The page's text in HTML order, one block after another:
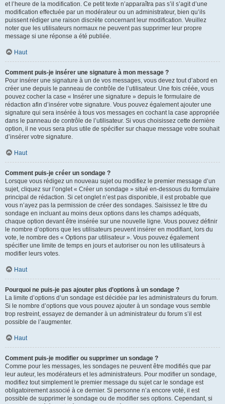
et l’heure de la modification. Ce petit texte n’apparaîtra pas s’il s’agit d’une
modification effectuée par un modérateur ou un administrateur, bien qu’ils
puissent rédiger une raison discrète concernant leur modification. Veuillez
noter que les utilisateurs normaux ne peuvent pas supprimer leur propre
message si une réponse a été publiée.
Haut
Comment puis-je insérer une signature à mon message ?
Pour insérer une signature à un de vos messages, vous devez tout d’abord en
créer une depuis le panneau de contrôle de l’utilisateur. Une fois créée, vous
pouvez cocher la case « Insérer une signature » depuis le formulaire de
rédaction afin d’insérer votre signature. Vous pouvez également ajouter une
signature qui sera insérée à tous vos messages en cochant la case appropriée
dans le panneau de contrôle de l’utilisateur. Si vous choisissez cette dernière
option, il ne vous sera plus utile de spécifier sur chaque message votre souhait
d’insérer votre signature.
Haut
Comment puis-je créer un sondage ?
Lorsque vous rédigez un nouveau sujet ou modifiez le premier message d’un
sujet, cliquez sur l’onglet « Créer un sondage » situé en-dessous du formulaire
principal de rédaction. Si cet onglet n’est pas disponible, il est probable que
vous n’ayez pas la permission de créer des sondages. Saisissez le titre du
sondage en incluant au moins deux options dans les champs adéquats,
chaque option devant être insérée sur une nouvelle ligne. Vous pouvez définir
le nombre d’options que les utilisateurs peuvent insérer en modifiant, lors du
vote, le nombre des « Options par utilisateur ». Vous pouvez également
spécifier une limite de temps en jours et autoriser ou non les utilisateurs à
modifier leurs votes.
Haut
Pourquoi ne puis-je pas ajouter plus d’options à un sondage ?
La limite d’options d’un sondage est décidée par les administrateurs du forum.
Si le nombre d’options que vous pouvez ajouter à un sondage vous semble
trop restreint, essayez de demander à un administrateur du forum s’il est
possible de l’augmenter.
Haut
Comment puis-je modifier ou supprimer un sondage ?
Comme pour les messages, les sondages ne peuvent être modifiés que par
leur auteur, les modérateurs et les administrateurs. Pour modifier un sondage,
modifiez tout simplement le premier message du sujet car le sondage est
obligatoirement associé à ce dernier. Si personne n’a encore voté, il est
possible de supprimer le sondage ou de modifier ses options. Cependant, si